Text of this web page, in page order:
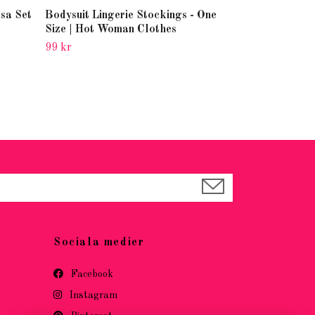
Set
Bodysuit Lingerie Stockings - One
Size | Hot Woman Clothes
99 kr
Sociala medier
Facebook
Instagram